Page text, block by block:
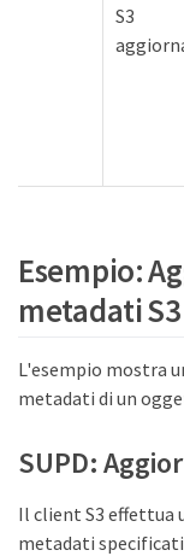
S3
Esempio:
metadati S3
L'esempio mostra
metadati di un
SUPD:
Il client S3 effettua
metadati